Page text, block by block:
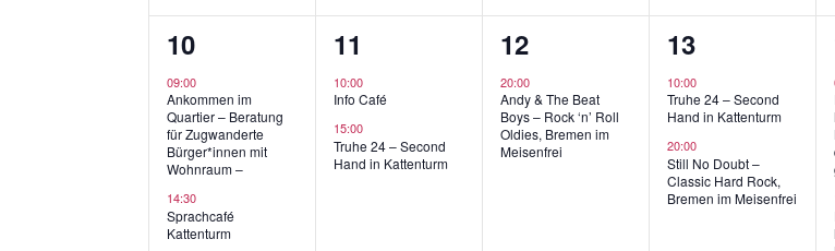
t
3
Veranstaltungen,
10
09:00
Ankommen im
Quartier – Beratung
für Zugwanderte
Bürger*innen mit
Wohnraum –
14:30
Sprachcafé
Kattenturm
2
Veranstaltungen,
11
10:00
Info Café
15:00
Truhe 24 – Second
Hand in Kattenturm
1
Veranstaltung,
12
20:00
Andy & The Beat
Boys – Rock ‘n’ Roll
Oldies, Bremen im
Meisenfrei
2
13
10:00
Truhe 24 – Second
Hand in Kattenturm
20:00
Still No Doubt –
Classic Hard Rock,
Bremen im Meisenfrei